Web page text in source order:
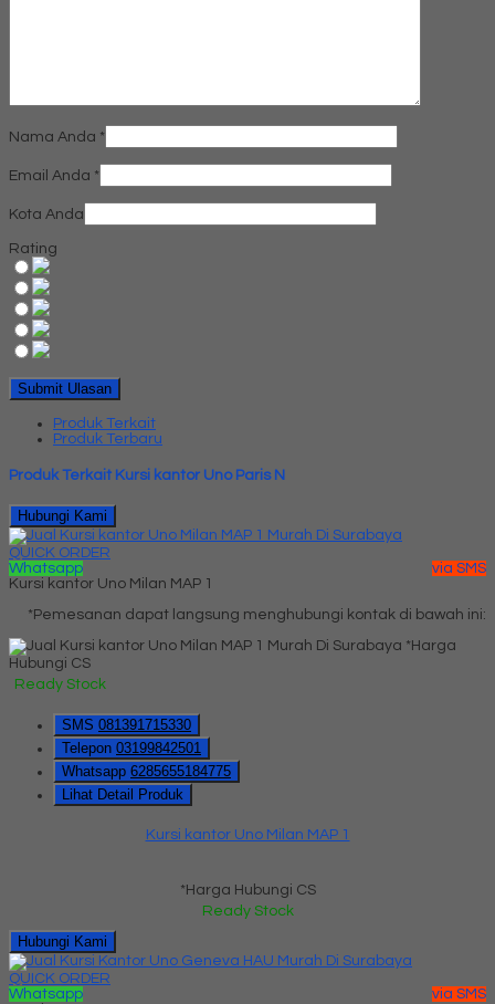
Nama Anda *
Email Anda *
Kota Anda
Rating
Produk Terkait
Produk Terbaru
Produk Terkait Kursi kantor Uno Paris N
Hubungi Kami
QUICK ORDER
Whatsapp
via SMS
Kursi kantor Uno Milan MAP 1
*Pemesanan dapat langsung menghubungi kontak di bawah ini:
*Harga
Hubungi CS
Ready Stock
SMS 081391715330
Telepon 03199842501
Whatsapp 6285655184775
Lihat Detail Produk
Kursi kantor Uno Milan MAP 1
*Harga Hubungi CS
Ready Stock
Hubungi Kami
QUICK ORDER
Whatsapp
via SMS